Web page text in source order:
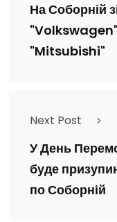
На Соборній
"Mitsubishi"
Next Post
У День
буде
по Соборній